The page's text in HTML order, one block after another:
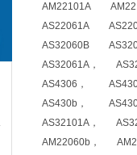
AM22101A
AS22061A
AS32060B
AS32061A，
AS4306，
AS430b，
AS32101A，
AM22060b，